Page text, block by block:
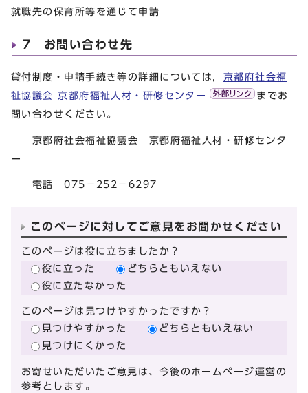
就職先の保育所等を通じて申請
7 お問い合わせ先
貸付制度・申請手続き等の詳細については， 京都府社会福
祉協議会 京都府福祉人材・研修センター
までお
問い合わせください。
京都府社会福祉協議会 京都府福祉人材・研修センタ
ー
電話 075－252－6297
このページに対してご意見をお聞かせください
このページは役に立ちましたか？
役に立った
どちらともいえない
役に立たなかった
このページは見つけやすかったですか？
見つけやすかった
どちらともいえない
見つけにくかった
お寄せいただいたご意見は、今後のホームページ運営の
参考とします。